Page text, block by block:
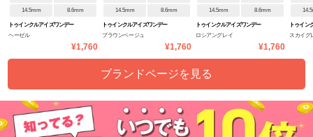
14.5mm 8.6mm
トゥインクルアイズワンデー
ヘーゼル
¥1,760
14.5mm 8.6mm
トゥインクルアイズワンデー
ブラウンベージュ
¥1,760
14.5mm 8.6mm
トゥインクルアイズワンデー
ロシアングレイ
¥1,760
トゥイン
スカイグ
ブランドページを見る